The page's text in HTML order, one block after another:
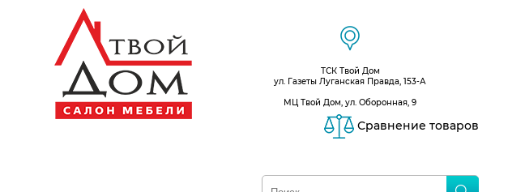
ТСК Твой Дом
ул. Газеты Луганская Правда, 153-А
МЦ Твой Дом, ул. Оборонная, 9
Сравнение товаров